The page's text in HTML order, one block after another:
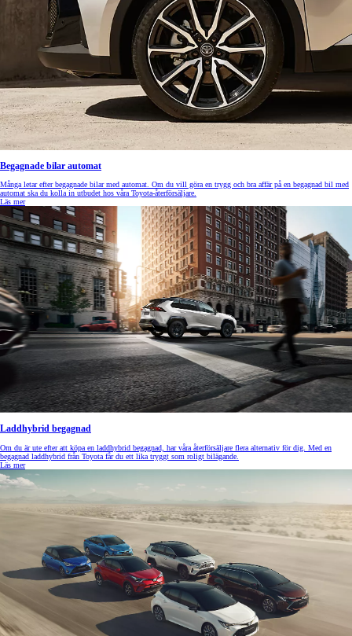
Begagnade bilar automat
Många letar efter begagnade bilar med automat. Om du vill göra en trygg och bra affär på en begagnad bil med
automat ska du kolla in utbudet hos våra Toyota-återförsäljare.
Läs mer
Laddhybrid begagnad
Om du är ute efter att köpa en laddhybrid begagnad, har våra återförsäljare flera alternativ för dig. Med en
begagnad laddhybrid från Toyota får du ett lika tryggt som roligt bilägande.
Läs mer